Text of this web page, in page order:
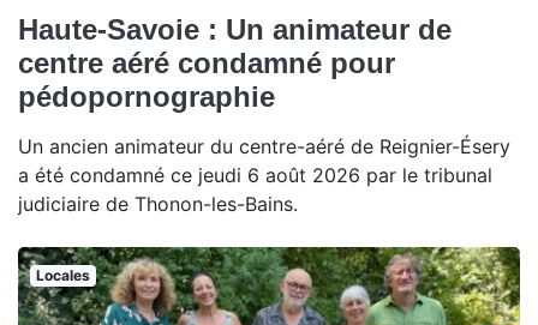
Haute-Savoie : Un animateur de
centre aéré condamné pour
pédopornographie
Un ancien animateur du centre-aéré de Reignier-Ésery
a été condamné ce jeudi 6 août 2026 par le tribunal
judiciaire de Thonon-les-Bains.
Locales